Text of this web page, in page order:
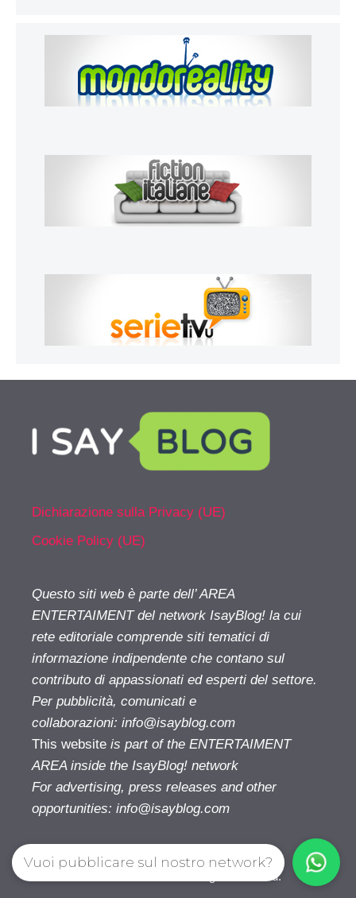
Dichiarazione sulla Privacy (UE)
Cookie Policy (UE)
Questo siti web è parte dell’ AREA
ENTERTAIMENT del network IsayBlog! la cui
rete editoriale comprende siti tematici di
informazione indipendente che contano sul
contributo di appassionati ed esperti del settore.
Per pubblicità, comunicati e
collaborazioni: info@isayblog.com
This website is part of the ENTERTAIMENT
AREA inside the IsayBlog! network
For advertising, press releases and other
opportunities: info@isayblog.com
Cinetivu.com© 2026. All right reserverd.
Vuoi pubblicare sul nostro network?